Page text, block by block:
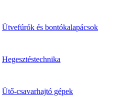
Ütvefúrók és bontókalapácsok
Hegesztéstechnika
Ütő-csavarhajtó gépek